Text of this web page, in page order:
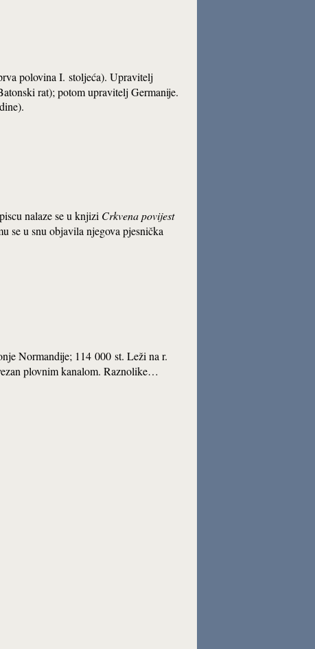
polovina I. stoljeća). Upravitelj
rat); potom upravitelj Germanije.
nalaze se u knjizi Crkvena povijest
se u snu objavila njegova pjesnička
Normandije; 114 000 st. Leži na r.
plovnim kanalom. Raznolike…